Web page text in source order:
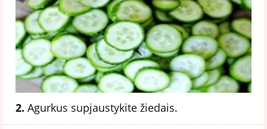
2. Agurkus supjaustykite žiedais.